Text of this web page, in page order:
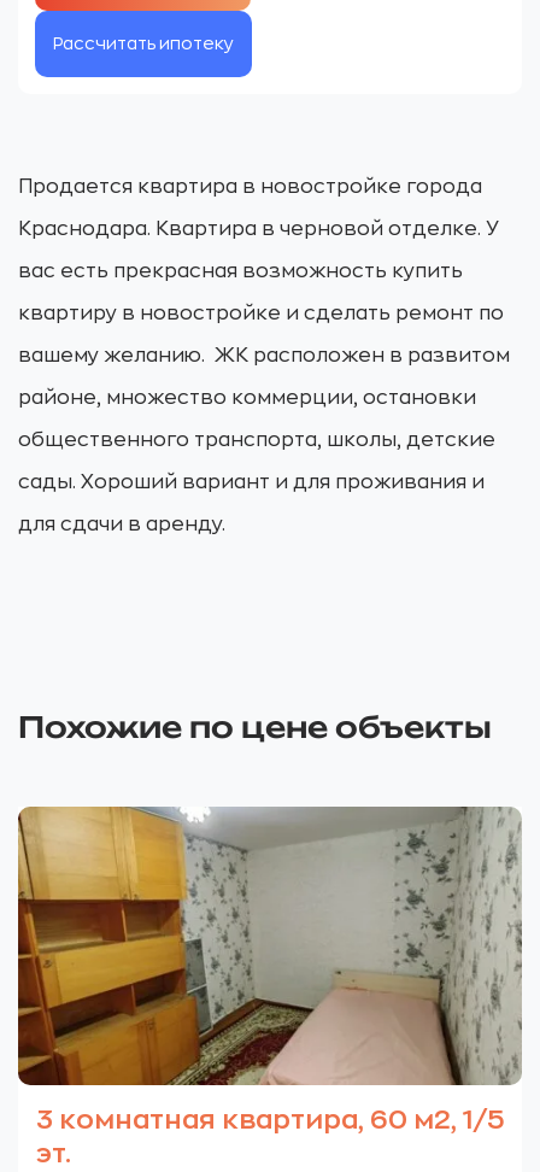
Рассчитать ипотеку
Продается квартира в новостройке города
Краснодара. Квартира в черновой отделке. У
вас есть прекрасная возможность купить
квартиру в новостройке и сделать ремонт по
вашему желанию. ЖК расположен в развитом
районе, множество коммерции, остановки
общественного транспорта, школы, детские
сады. Хороший вариант и для проживания и
для сдачи в аренду.
Похожие по цене объекты
3 комнатная квартира, 60 м2, 1/5
эт.